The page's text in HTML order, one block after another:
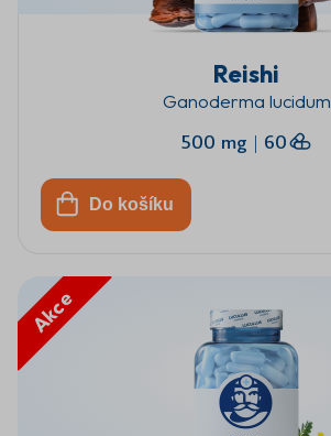
Reishi
Ganoderma lucidum
500 mg | 60
Do košíku
Akce